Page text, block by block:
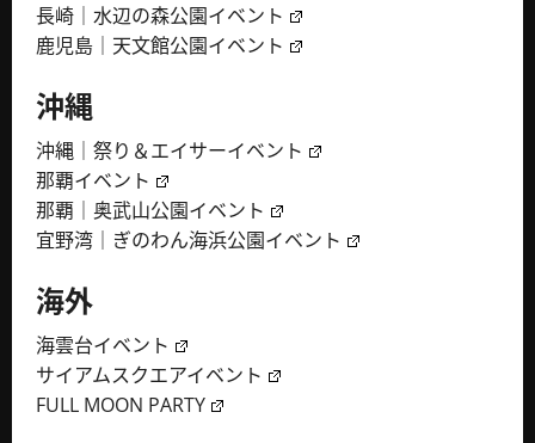
長崎｜水辺の森公園イベント
鹿児島｜天文館公園イベント
沖縄
沖縄｜祭り＆エイサーイベント
那覇イベント
那覇｜奥武山公園イベント
宜野湾｜ぎのわん海浜公園イベント
海外
海雲台イベント
サイアムスクエアイベント
FULL MOON PARTY